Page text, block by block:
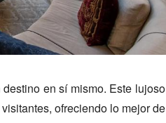
en sí mismo. Este lujoso
ofreciendo lo mejor de